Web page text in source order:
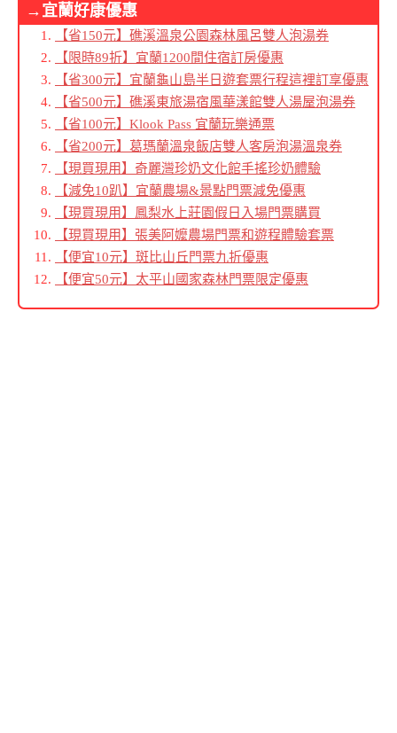
→宜蘭好康優惠
【省150元】礁溪溫泉公園森林風呂雙人泡湯券
【限時89折】宜蘭1200間住宿訂房優惠
【省300元】宜蘭龜山島半日遊套票行程這裡訂享優惠
【省500元】礁溪東旅湯宿風華漾館雙人湯屋泡湯券
【省100元】Klook Pass 宜蘭玩樂通票
【省200元】葛瑪蘭溫泉飯店雙人客房泡湯溫泉券
【現買現用】奇麗灣珍奶文化館手搖珍奶體驗
【減免10趴】宜蘭農場&景點門票減免優惠
【現買現用】鳳梨水上莊園假日入場門票購買
【現買現用】張美阿嬤農場門票和遊程體驗套票
【便宜10元】斑比山丘門票九折優惠
【便宜50元】太平山國家森林門票限定優惠